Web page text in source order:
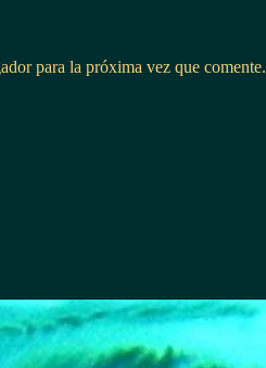
para la próxima vez que comente.